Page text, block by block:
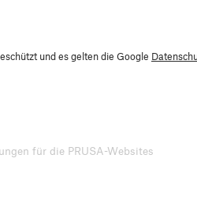
und es gelten die Google
für die PRUSA-Websites